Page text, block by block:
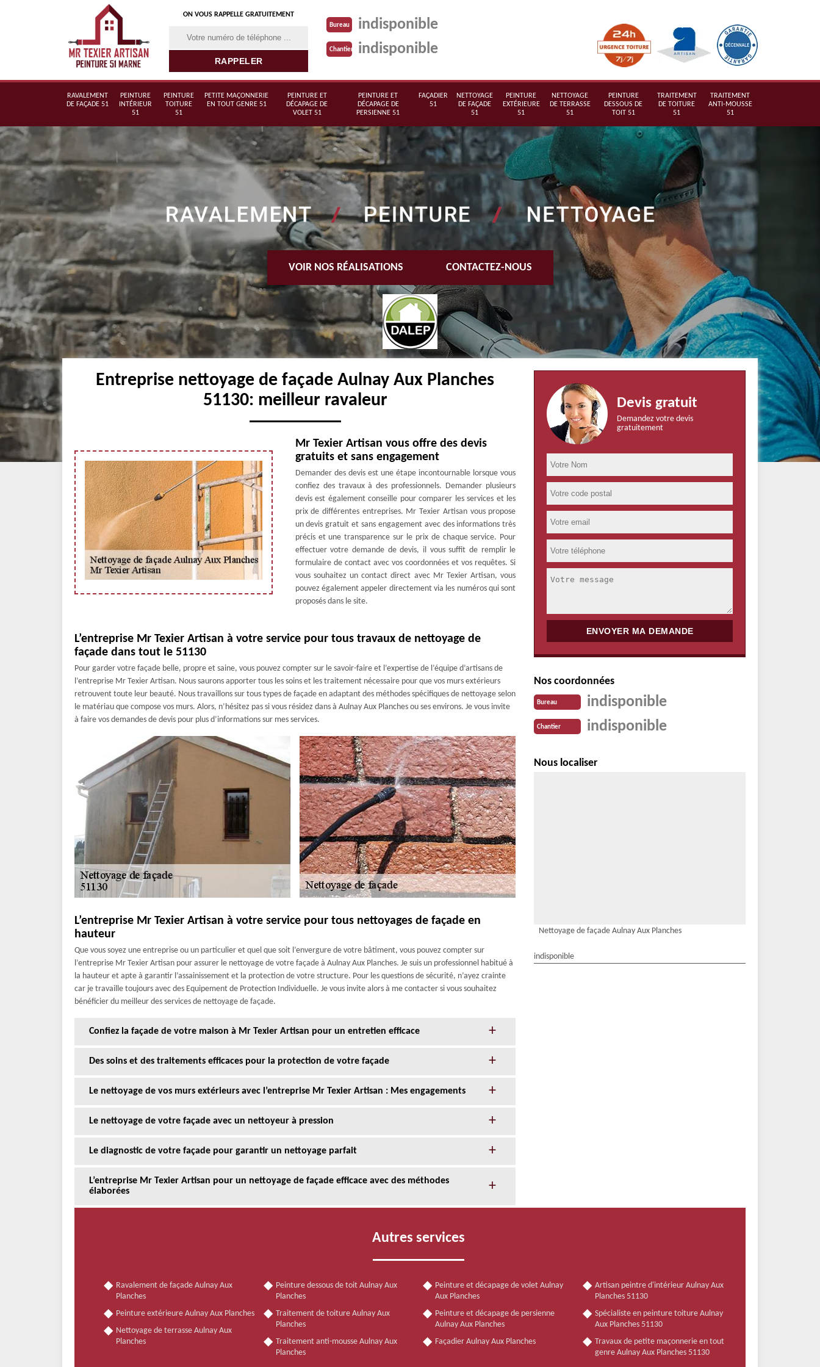
ON VOUS RAPPELLE GRATUITEMENT
Bureau indisponible
Chantier indisponible
RAVALEMENT
DE FAÇADE 51
PEINTURE
INTÉRIEUR
51
PEINTURE
TOITURE
51
PETITE MAÇONNERIE
EN TOUT GENRE 51
PEINTURE ET
DÉCAPAGE DE
VOLET 51
PEINTURE ET
DÉCAPAGE DE
PERSIENNE 51
FAÇADIER
51
NETTOYAGE
DE FAÇADE
51
PEINTURE
EXTÉRIEURE
51
NETTOYAGE
DE TERRASSE
51
PEINTURE
DESSOUS DE
TOIT 51
TRAITEMENT
DE TOITURE
51
TRAITEMENT
ANTI-MOUSSE
51
VOIR NOS RÉALISATIONS CONTACTEZ-NOUS
Entreprise nettoyage de façade Aulnay Aux Planches
51130: meilleur ravaleur
Mr Texier Artisan vous offre des devis
gratuits et sans engagement
Demander des devis est une étape incontournable lorsque vous
confiez des travaux à des professionnels. Demander plusieurs
devis est également conseille pour comparer les services et les
prix de différentes entreprises. Mr Texier Artisan vous propose
un devis gratuit et sans engagement avec des informations très
précis et une transparence sur le prix de chaque service. Pour
effectuer votre demande de devis, il vous suffit de remplir le
formulaire de contact avec vos coordonnées et vos requêtes. Si
vous souhaitez un contact direct avec Mr Texier Artisan, vous
pouvez également appeler directement via les numéros qui sont
proposés dans le site.
L’entreprise Mr Texier Artisan à votre service pour tous travaux de nettoyage de
façade dans tout le 51130
Pour garder votre façade belle, propre et saine, vous pouvez compter sur le savoir-faire et l’expertise de l’équipe d’artisans de
l’entreprise Mr Texier Artisan. Nous saurons apporter tous les soins et les traitement nécessaire pour que vos murs extérieurs
retrouvent toute leur beauté. Nous travaillons sur tous types de façade en adaptant des méthodes spécifiques de nettoyage selon
le matériau que compose vos murs. Alors, n’hésitez pas si vous résidez dans à Aulnay Aux Planches ou ses environs. Je vous invite
à faire vos demandes de devis pour plus d’informations sur mes services.
L’entreprise Mr Texier Artisan à votre service pour tous nettoyages de façade en
hauteur
Que vous soyez une entreprise ou un particulier et quel que soit l’envergure de votre bâtiment, vous pouvez compter sur
l’entreprise Mr Texier Artisan pour assurer le nettoyage de votre façade à Aulnay Aux Planches. Je suis un professionnel habitué à
la hauteur et apte à garantir l’assainissement et la protection de votre structure. Pour les questions de sécurité, n’ayez crainte
car je travaille toujours avec des Equipement de Protection Individuelle. Je vous invite alors à me contacter si vous souhaitez
bénéficier du meilleur des services de nettoyage de façade.
Confiez la façade de votre maison à Mr Texier Artisan pour un entretien efficace
Des soins et des traitements efficaces pour la protection de votre façade
Le nettoyage de vos murs extérieurs avec l’entreprise Mr Texier Artisan : Mes engagements
Le nettoyage de votre façade avec un nettoyeur à pression
Le diagnostic de votre façade pour garantir un nettoyage parfait
L’entreprise Mr Texier Artisan pour un nettoyage de façade efficace avec des méthodes
élaborées
Devis gratuit
Demandez votre devis
gratuitement
Nos coordonnées
Bureau indisponible
Chantier indisponible
Nous localiser
Nettoyage de façade Aulnay Aux Planches
indisponible
Autres services
Ravalement de façade Aulnay Aux
Planches
Peinture extérieure Aulnay Aux Planches
Nettoyage de terrasse Aulnay Aux
Planches
Peinture dessous de toit Aulnay Aux
Planches
Traitement de toiture Aulnay Aux
Planches
Traitement anti-mousse Aulnay Aux
Planches
Peinture et décapage de volet Aulnay
Aux Planches
Peinture et décapage de persienne
Aulnay Aux Planches
Façadier Aulnay Aux Planches
Artisan peintre d'intérieur Aulnay Aux
Planches 51130
Spécialiste en peinture toiture Aulnay
Aux Planches 51130
Travaux de petite maçonnerie en tout
genre Aulnay Aux Planches 51130